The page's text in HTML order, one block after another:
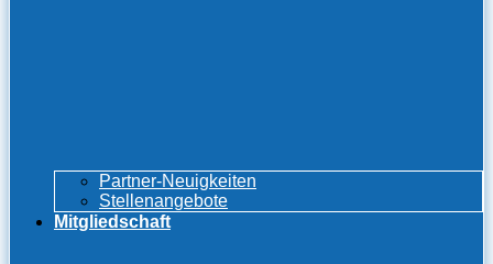
Partner-Neuigkeiten
Stellenangebote
Mitgliedschaft